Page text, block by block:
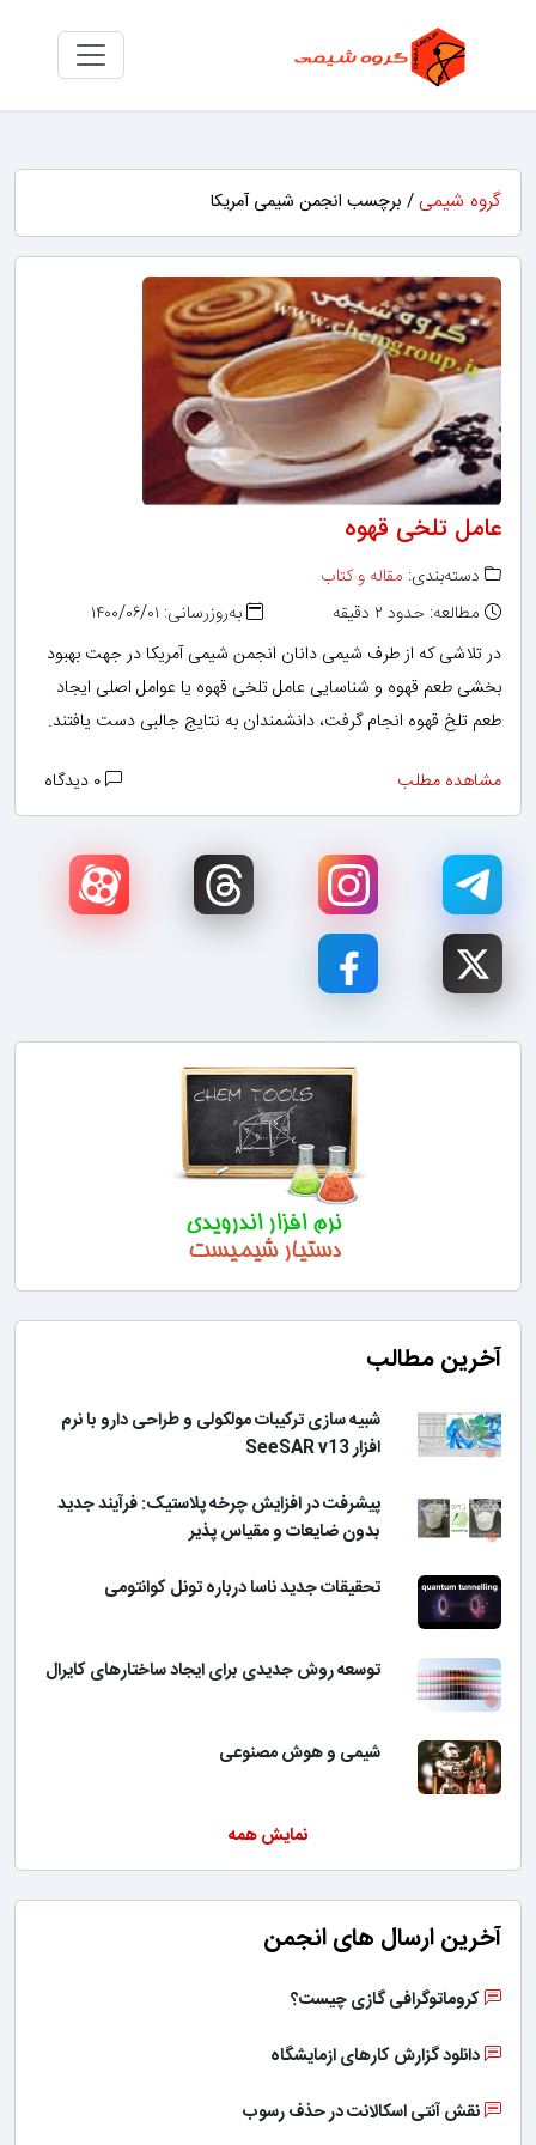
گروه شیمی / برچسب انجمن شیمی آمریکا
عامل تلخی قهوه
دسته‌بندی: مقاله و کتاب
مطالعه: حدود ۲ دقیقه
به‌روزرسانی: ۱۴۰۰/۰۶/۰۱
در تلاشی که از طرف شیمی دانان انجمن شیمی آمریکا در جهت بهبود
بخشی طعم قهوه و شناسایی عامل تلخی قهوه یا عوامل اصلی ایجاد
طعم تلخ قهوه انجام گرفت، دانشمندان به نتایج جالبی دست یافتند.
مشاهده مطلب
آخرین مطالب
شبیه سازی ترکیبات مولکولی و طراحی دارو با نرم
افزار SeeSAR v13
پیشرفت در افزایش چرخه پلاستیک: فرآیند جدید
بدون ضایعات و مقیاس پذیر
تحقیقات جدید ناسا درباره تونل کوانتومی
توسعه روش جدیدی برای ایجاد ساختارهای کایرال
شیمی و هوش مصنوعی
نمایش همه
آخرین ارسال های انجمن
کروماتوگرافی گازی چیست؟
دانلود گزارش کارهای ازمایشگاه
نقش آنتی اسکالانت در حذف رسوب